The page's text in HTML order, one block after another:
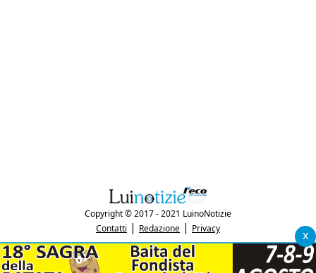
x
Copyright © 2017 - 2021 LuinoNotizie
Contatti | Redazione | Privacy
"Luinonotizie.it è una testata giornalistica iscritta al Registro Stampa del
tribunale di Varese al n. 5/2017 in data 29/6/2017"